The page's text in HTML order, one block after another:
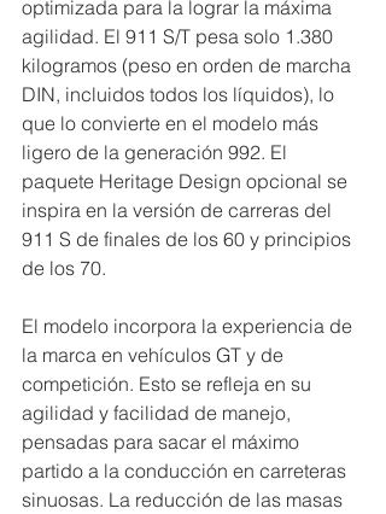
optimizada para la lograr la máxima
agilidad. El 911 S/T pesa solo 1.380
kilogramos (peso en orden de marcha
DIN, incluidos todos los líquidos), lo
que lo convierte en el modelo más
ligero de la generación 992. El
paquete Heritage Design opcional se
inspira en la versión de carreras del
911 S de finales de los 60 y principios
de los 70.
El modelo incorpora la experiencia de
la marca en vehículos GT y de
competición. Esto se refleja en su
agilidad y facilidad de manejo,
pensadas para sacar el máximo
partido a la conducción en carreteras
sinuosas. La reducción de las masas